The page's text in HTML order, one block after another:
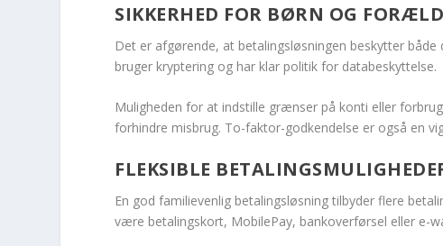
SIKKERHED FOR BØRN OG
Det er afgørende, at betalingsløsningen beskytter
bruger kryptering og har klar politik for databeskyttelse.
Muligheden for at indstille grænser på konti eller
forhindre misbrug. To-faktor-godkendelse er også en
FLEKSIBLE
En god familievenlig betalingsløsning tilbyder flere
være betalingskort, MobilePay, bankoverførsel eller e-